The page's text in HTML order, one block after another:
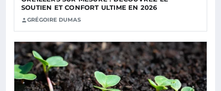
SOUTIEN ET CONFORT ULTIME EN 2026
GRÉGOIRE DUMAS